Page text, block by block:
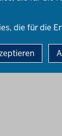
die für die